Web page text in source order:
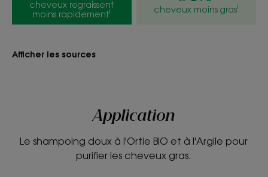
Parfum frais et léger
cheveux regraissent
moins rapidement¹
cheveux moins gras¹
Afficher les sources
Application
Le shampoing doux à l'Ortie BIO et à l'Argile pour
purifier les cheveux gras.